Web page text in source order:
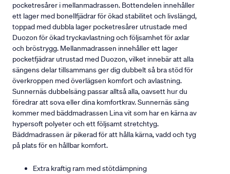
pocketresårer i mellanmadrassen. Bottendelen innehåller
ett lager med bonellfjädrar för ökad stabilitet och livslängd,
toppad med dubbla lager pocketresårer utrustade med
Duozon för ökad tryckavlastning och följsamhet för axlar
och bröstrygg. Mellanmadrassen innehåller ett lager
pocketfjädrar utrustad med Duozon, vilket innebär att alla
sängens delar tillsammans ger dig dubbelt så bra stöd för
överkroppen med överlägsen komfort och avlastning.
Sunnernäs dubbelsäng passar alltså alla, oavsett hur du
föredrar att sova eller dina komfortkrav. Sunnernäs säng
kommer med bäddmadrassen Lina vit som har en kärna av
hypersoft polyeter och ett följsamt stretchtyg.
Bäddmadrassen är pikerad för att hålla kärna, vadd och tyg
på plats för en hållbar komfort.
Extra kraftig ram med stötdämpning